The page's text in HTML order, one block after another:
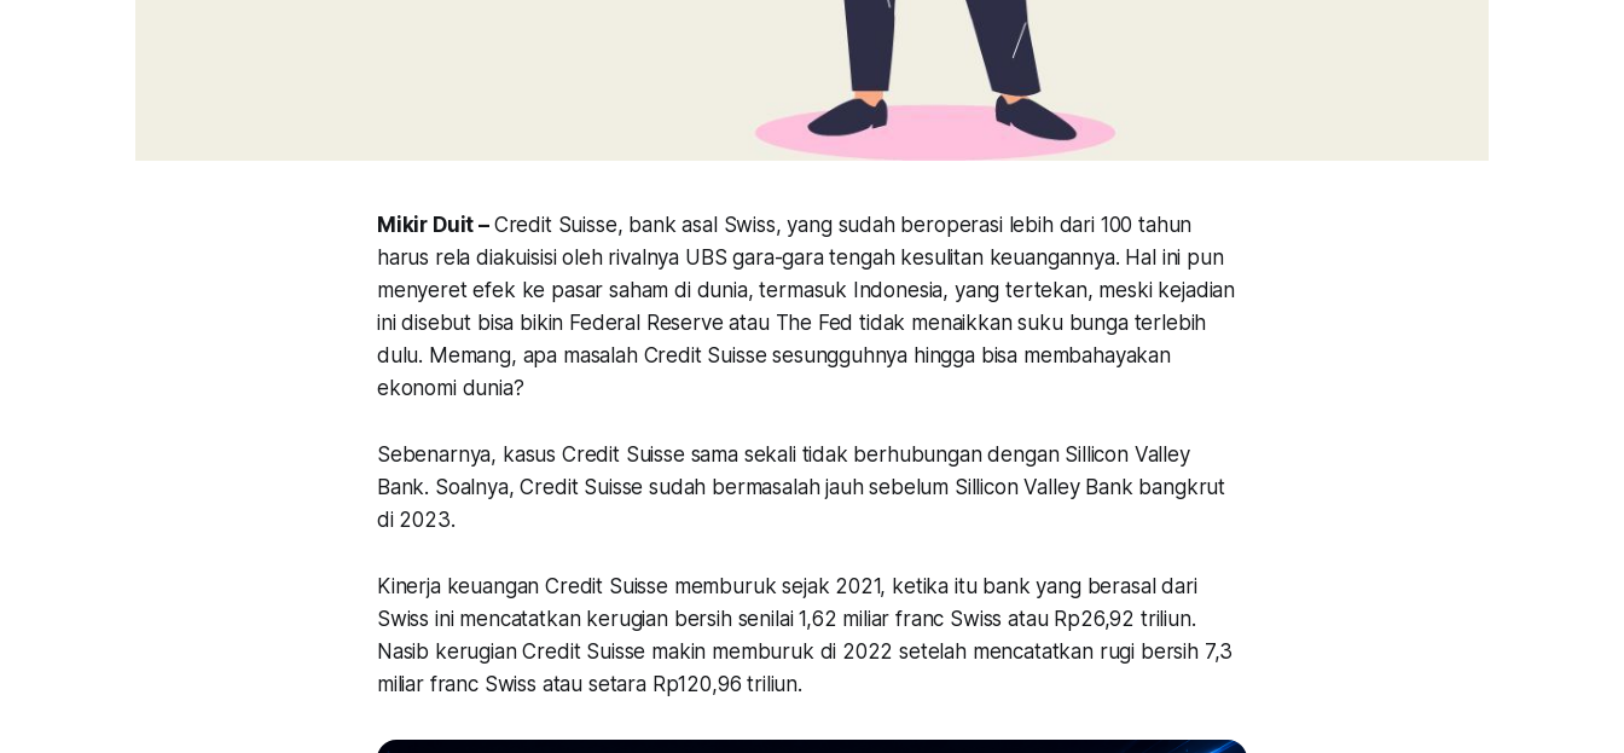
Mikir Duit – Credit Suisse, bank asal Swiss, yang sudah beroperasi lebih dari 100 tahun
harus rela diakuisisi oleh rivalnya UBS gara-gara tengah kesulitan keuangannya. Hal ini pun
menyeret efek ke pasar saham di dunia, termasuk Indonesia, yang tertekan, meski kejadian
ini disebut bisa bikin Federal Reserve atau The Fed tidak menaikkan suku bunga terlebih
dulu. Memang, apa masalah Credit Suisse sesungguhnya hingga bisa membahayakan
ekonomi dunia?
Sebenarnya, kasus Credit Suisse sama sekali tidak berhubungan dengan Sillicon Valley
Bank. Soalnya, Credit Suisse sudah bermasalah jauh sebelum Sillicon Valley Bank bangkrut
di 2023.
Kinerja keuangan Credit Suisse memburuk sejak 2021, ketika itu bank yang berasal dari
Swiss ini mencatatkan kerugian bersih senilai 1,62 miliar franc Swiss atau Rp26,92 triliun.
Nasib kerugian Credit Suisse makin memburuk di 2022 setelah mencatatkan rugi bersih 7,3
miliar franc Swiss atau setara Rp120,96 triliun.